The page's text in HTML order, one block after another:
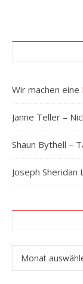
Wir machen eine
Janne Teller –
Shaun Bythell –
Joseph Sheridan